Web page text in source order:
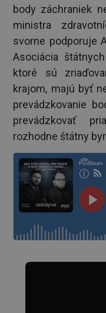
body záchraniek
ministra
svorne podporuje
Asociácia
ktoré sú
krajom, majú byť
prevádzkovanie
prevádzkovať
rozhodne štátny